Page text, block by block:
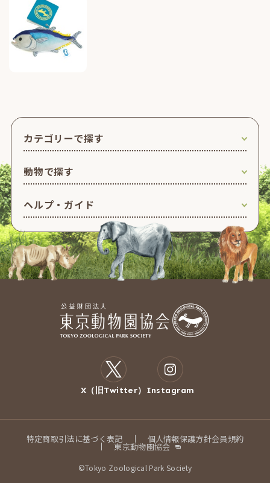
カテゴリーで探す
動物で探す
ヘルプ・ガイド
X（旧Twitter） Instagram
特定商取引法に基づく表記 個人情報保護方針会員規約
東京動物園協会
©Tokyo Zoological Park Society